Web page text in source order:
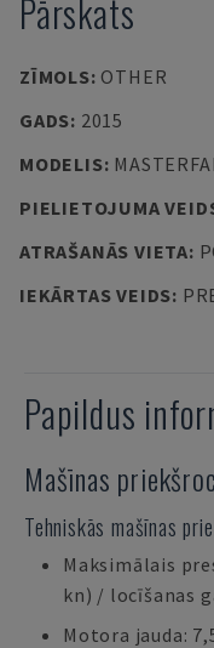
Pārskats
ZĪMOLS: OTHER
GADS: 2015
MODELIS:
PIELIETOJUMA
ATRAŠANĀS VIETA:
IEKĀRTAS VEIDS:
Papildus
Mašīnas
Tehniskās mašīnas
Maksimālais
kn) / locīšanas
Motora jauda: